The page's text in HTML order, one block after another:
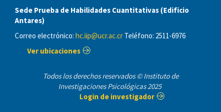
Sede Prueba de Habilidades Cuantitativas (Edificio
Antares)
Correo electrónico: hc.iip@ucr.ac.cr Teléfono: 2511-6976
Ver ubicaciones
Todos los derechos reservados © Instituto de
Investigaciones Psicológicas 2025
Login de investigador